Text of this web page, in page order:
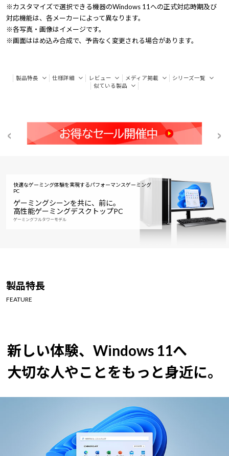
※カスタマイズで選択できる機器のWindows 11への正式対応時期及び
対応機能は、各メーカーによって異なります。
※各写真・画像はイメージです。
※画面ははめ込み合成で、予告なく変更される場合があります。
製品特長 仕様詳細 レビュー メディア掲載
シリーズ一覧
似ている製品
快適なゲーミング体験を実現するパフォーマンスゲーミング
PC
ゲーミングシーンを共に、前に。
高性能ゲーミングデスクトップPC
ゲーミングフルタワーモデル
製品特長
FEATURE
新しい体験、Windows 11へ
大切な人やことをもっと身近に。